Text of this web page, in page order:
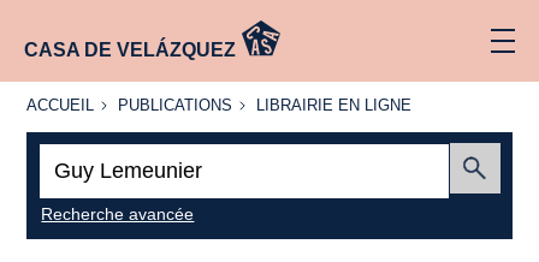
CASA DE VELÁZQUEZ
ACCUEIL
ACCUEIL PUBLICATIONS
PUBLICATIONS
LIBRAIRIE
LIBRAIRIE EN LIGNE
Recherche avancée